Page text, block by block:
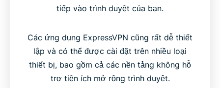
tiếp vào trình duyệt của bạn.
Các ứng dụng ExpressVPN cũng rất dễ thiết
lập và có thể được cài đặt trên nhiều loại
thiết bị, bao gồm cả các nền tảng không hỗ
trợ tiện ích mở rộng trình duyệt.